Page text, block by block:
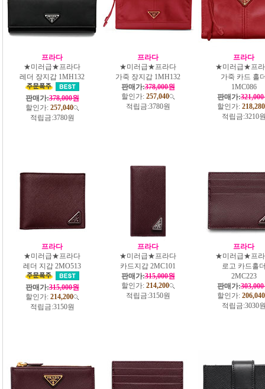
프라다
★미러급★프라다
레더 장지갑 1MH132
판매가:378,000원
할인가: 257,040
적립금:3780원
프라다
★미러급★프라다
가죽 장지갑 1MH132
판매가:378,000원
할인가: 257,040
적립금:3780원
프라다
★미러급★프
가죽 카드 홀
1MC086
판매가:
할인가: 218,280
적립금:3210
프라다
★미러급★프라다
레더 지갑 2MO513
판매가:315,000원
할인가: 214,200
적립금:3150원
프라다
★미러급★프라다
카드지갑 2MC101
판매가:315,000원
할인가: 214,200
적립금:3150원
프라다
★미러급★프
로고 카드홀
2MC223
판매가:
할인가: 206,040
적립금:3030